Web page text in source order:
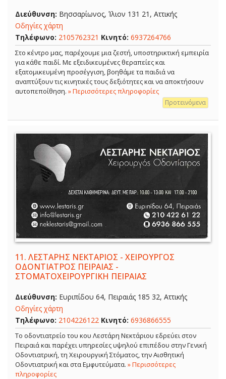
Διεύθυνση: Βησσαρίωνος, Ίλιον 131 21, Αττικής
Οδηγίες χάρτη
Τηλέφωνο: 2105762321 Κινητό: 6937264766
Στο κέντρο μας, παρέχουμε μια ζεστή, υποστηρικτική εμπειρία
για κάθε παιδί. Με εξειδικευμένες θεραπείες και
εξατομικευμένη προσέγγιση, βοηθάμε τα παιδιά να
αναπτύξουν τις κινητικές τους δεξιότητες και να αποκτήσουν
αυτοπεποίθηση. » Περισσότερες πληροφορίες
Προτεινόμενα
11. ΛΕΣΤΑΡΗΣ ΝΕΚΤΑΡΙΟΣ - ΧΕΙΡΟΥΡΓΟΣ
ΟΔΟΝΤΙΑΤΡΟΣ ΠΕΙΡΑΙΑΣ -
ΣΤΟΜΑΤΟΧΕΙΡΟΥΡΓΙΚΗ ΠΕΙΡΑΙΑΣ
Διεύθυνση: Ευριπίδου 64, Πειραιάς 185 32, Αττικής
Οδηγίες χάρτη
Τηλέφωνο: 2104226122 Κινητό: 6936866555
Το οδοντιατρείο του κου Λεστάρη Νεκτάριου εδρεύει στον
Πειραιά και παρέχει υπηρεσίες υψηλού επιπέδου στην Γενική
Οδοντιατρική, τη Χειρουργική Στόματος, την Αισθητική
Οδοντιατρική και στα Εμφυτεύματα. » Περισσότερες
πληροφορίες